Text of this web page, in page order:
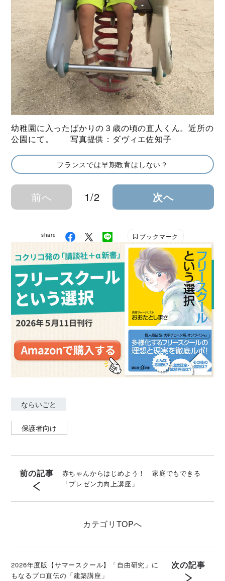
幼稚園に入ったばかりの３歳の頃の直人くん。近所の
公園にて。 写真提供：ダヴィエ佐知子
フランスでは早期教育はしない？
前へ 1/2 次へ
share ブックマーク
ならいごと
保護者向け
前の記事
赤ちゃんからはじめよう！ 家庭でもできる
「プレゼン力向上講座」
カテゴリ TOPへ
2026年度版【サマースクール】「自由研究」に
もなるプロ直伝の「建築講座」
次の記事